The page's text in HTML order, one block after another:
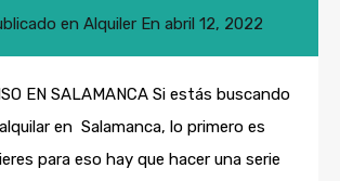
en Alquiler En abril 12, 2022
EN SALAMANCA Si estás buscando
en Salamanca, lo primero es
para eso hay que hacer una serie